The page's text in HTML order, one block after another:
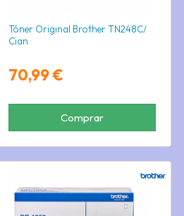
Tóner Original Brother TN248C/
Cian
70,99 €
Comprar